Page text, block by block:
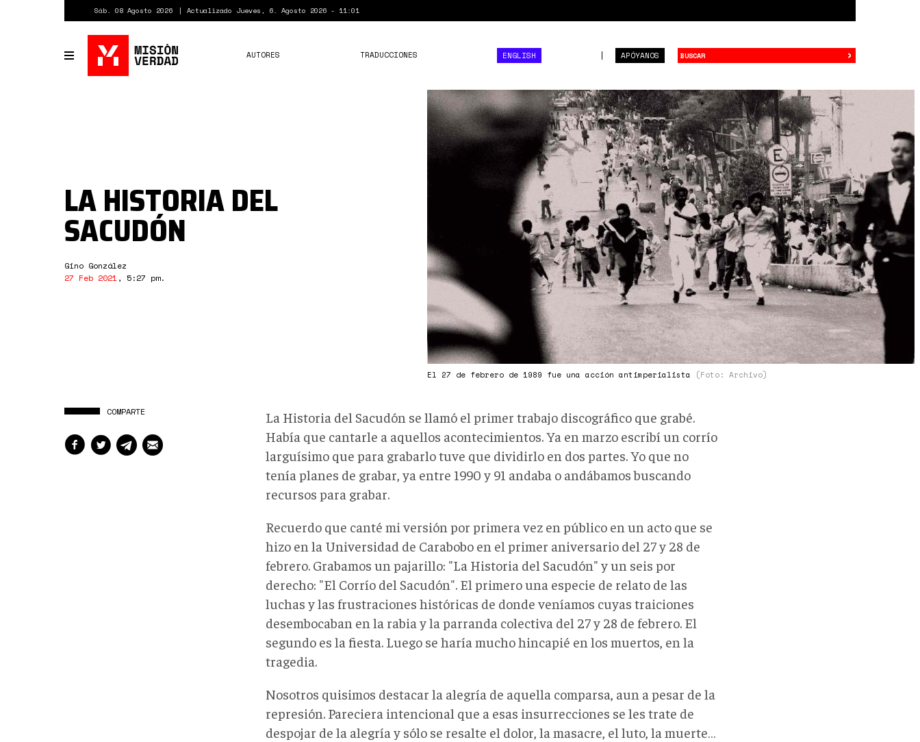
Sáb. 08 Agosto 2026 Actualizado Jueves, 6. Agosto 2026 - 11:01
Toggle
navigation
APÓYANOS
AUTORES TRADUCCIONES ENGLISH ›
caracazo.jpg
El 27 de febrero de 1989 fue una acción antimperialista (Foto: Archivo)
LA HISTORIA DEL
SACUDÓN
Gino González
27 Feb 2021, 5:27 pm.
COMPARTE
La Historia del Sacudón se llamó el primer trabajo discográfico que grabé.
Había que cantarle a aquellos acontecimientos. Ya en marzo escribí un corrío
larguísimo que para grabarlo tuve que dividirlo en dos partes. Yo que no
tenía planes de grabar, ya entre 1990 y 91 andaba o andábamos buscando
recursos para grabar.
Recuerdo que canté mi versión por primera vez en público en un acto que se
hizo en la Universidad de Carabobo en el primer aniversario del 27 y 28 de
febrero. Grabamos un pajarillo: "La Historia del Sacudón" y un seis por
derecho: "El Corrío del Sacudón". El primero una especie de relato de las
luchas y las frustraciones históricas de donde veníamos cuyas traiciones
desembocaban en la rabia y la parranda colectiva del 27 y 28 de febrero. El
segundo es la fiesta. Luego se haría mucho hincapié en los muertos, en la
tragedia.
Nosotros quisimos destacar la alegría de aquella comparsa, aun a pesar de la
represión. Pareciera intencional que a esas insurrecciones se les trate de
despojar de la alegría y sólo se resalte el dolor, la masacre, el luto, la muerte…